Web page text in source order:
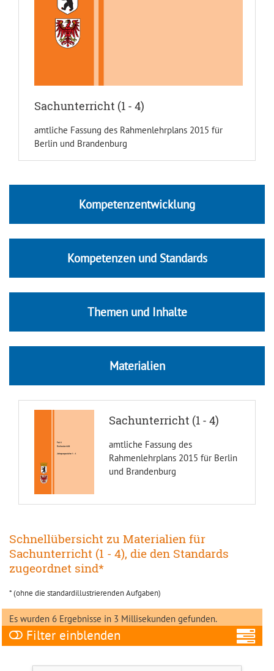
Sachunterricht (1 - 4)
amtliche Fassung des Rahmenlehrplans 2015 für
Berlin und Brandenburg
Kompetenzentwicklung
Kompetenzen und Standards
Themen und Inhalte
Materialien
Sachunterricht (1 - 4)
amtliche Fassung des
Rahmenlehrplans 2015 für Berlin
und Brandenburg
Schnellübersicht zu Materialien für
Sachunterricht (1 - 4), die den Standards
zugeordnet sind*
* (ohne die standardillustrierenden Aufgaben)
Es wurden 6 Ergebnisse in 3 Millisekunden gefunden.
Filter